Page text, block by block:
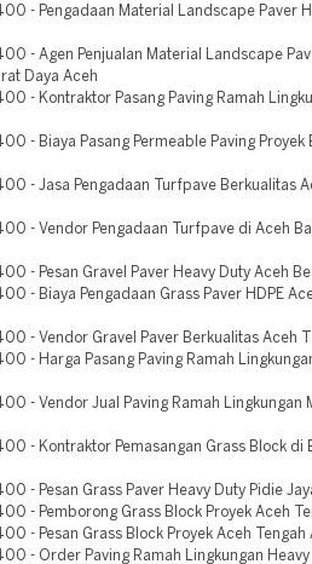
- Pengadaan Material Landscape Paver
- Agen Penjualan Material Landscape
Daya Aceh
- Kontraktor Pasang Paving Ramah
- Biaya Pasang Permeable Paving Proyek
- Jasa Pengadaan Turfpave Berkualitas
- Vendor Pengadaan Turfpave di Aceh
- Pesan Gravel Paver Heavy Duty Aceh
- Biaya Pengadaan Grass Paver HDPE
- Vendor Gravel Paver Berkualitas Aceh
- Harga Pasang Paving Ramah
- Vendor Jual Paving Ramah Lingkungan
- Kontraktor Pemasangan Grass Block di
- Pesan Grass Paver Heavy Duty Pidie
- Pemborong Grass Block Proyek Aceh
- Pesan Grass Block Proyek Aceh Tengah
- Order Paving Ramah Lingkungan